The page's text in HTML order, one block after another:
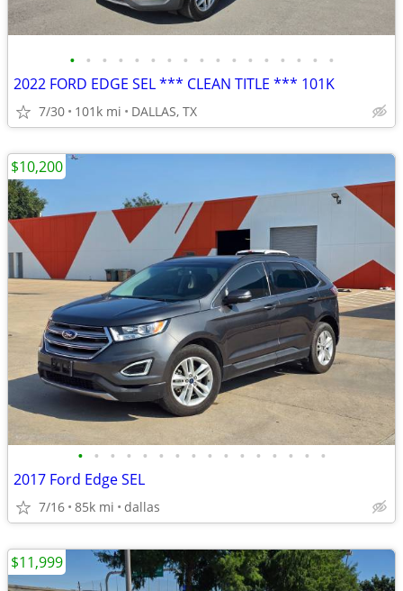
• • • • • • • • • • • • • • • • •
2022 FORD EDGE SEL *** CLEAN TITLE *** 101K
7/30 101k mi DALLAS, TX
• • • • • • • • • • • • • • • •
2017 Ford Edge SEL
7/16 85k mi dallas
$10,200
$11,999